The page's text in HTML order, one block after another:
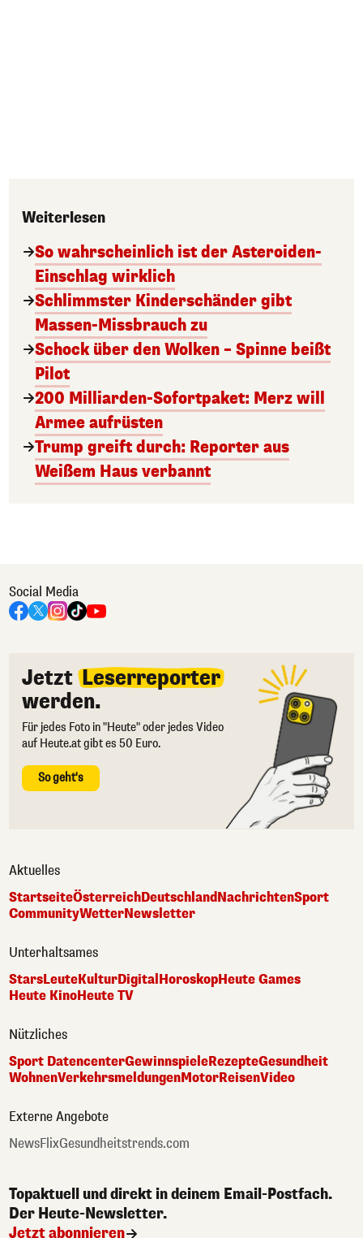
Weiterlesen
So wahrscheinlich ist der Asteroiden-
Einschlag wirklich
Schlimmster Kinderschänder gibt
Massen-Missbrauch zu
Schock über den Wolken – Spinne beißt
Pilot
200 Milliarden-Sofortpaket: Merz will
Armee aufrüsten
Trump greift durch: Reporter aus
Weißem Haus verbannt
Social Media
Jetzt Leserreporter
werden.
Für jedes Foto in "Heute" oder jedes Video
auf Heute.at gibt es 50 Euro.
So geht's
Aktuelles
StartseiteÖsterreichDeutschlandNachrichtenSport
CommunityWetterNewsletter
Unterhaltsames
StarsLeuteKulturDigital HoroskopHeute Games
Heute KinoHeute TV
Nützliches
Sport DatencenterGewinnspieleRezepteGesundheit
WohnenVerkehrsmeldungenMotorReisenVideo
Externe Angebote
NewsFlixGesundheitstrends.com
Topaktuell und direkt in deinem Email-Postfach.
Der Heute-Newsletter.
Jetzt abonnieren